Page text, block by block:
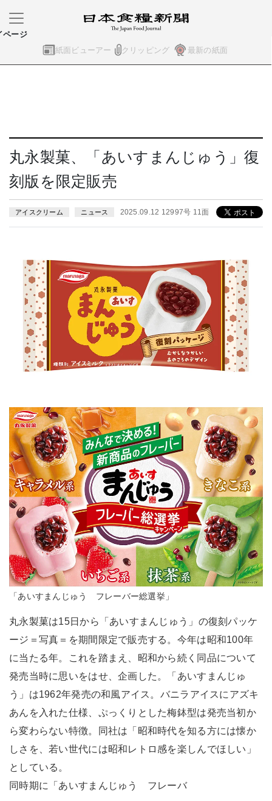
紙面ビューアー クリッピング 最新の紙面
ページ
丸永製菓、「あいすまんじゅう」復
刻版を限定販売
アイスクリーム ニュース 2025.09.12 12997号 11面
「あいすまんじゅう フレーバー総選挙」
丸永製菓は15日から「あいすまんじゅう」の復刻パッケ
ージ＝写真＝を期間限定で販売する。今年は昭和100年
に当たる年。これを踏まえ、昭和から続く同品について
発売当時に思いをはせ、企画した。「あいすまんじゅ
う」は1962年発売の和風アイス。バニラアイスにアズキ
あんを入れた仕様、ぷっくりとした梅鉢型は発売当初か
ら変わらない特徴。同社は「昭和時代を知る方には懐か
しさを、若い世代には昭和レトロ感を楽しんでほしい」
としている。
同時期に「あいすまんじゅう フレーバ